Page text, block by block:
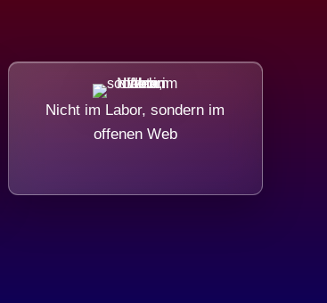
Nicht im Labor, sondern im
offenen Web